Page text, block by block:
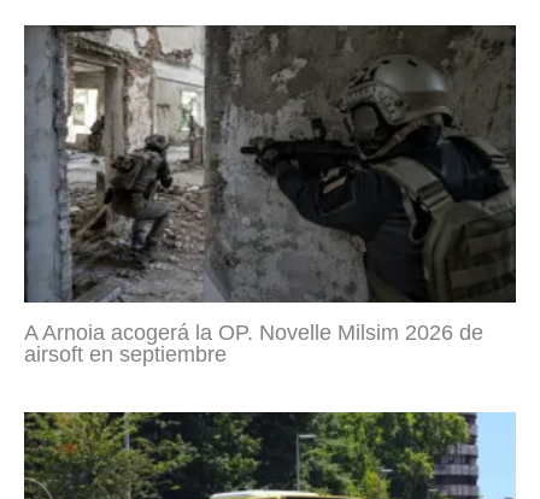
A Arnoia acogerá la OP. Novelle Milsim 2026 de
airsoft en septiembre